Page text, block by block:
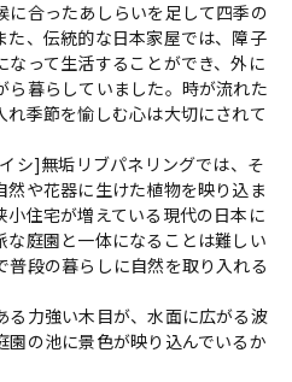
合ったあしらいを足して四季の
、伝統的な日本家屋では、障子
って生活することができ、外に
ら暮らしていました。時が流れた
季節を愉しむ心は大切にされて
シ]無垢リブパネリングでは、そ
や花器に生けた植物を映り込ま
住宅が増えている現代の日本に
な庭園と一体になることは難しい
段の暮らしに自然を取り入れる
る力強い木目が、水面に広がる波
の池に景色が映り込んでいるか